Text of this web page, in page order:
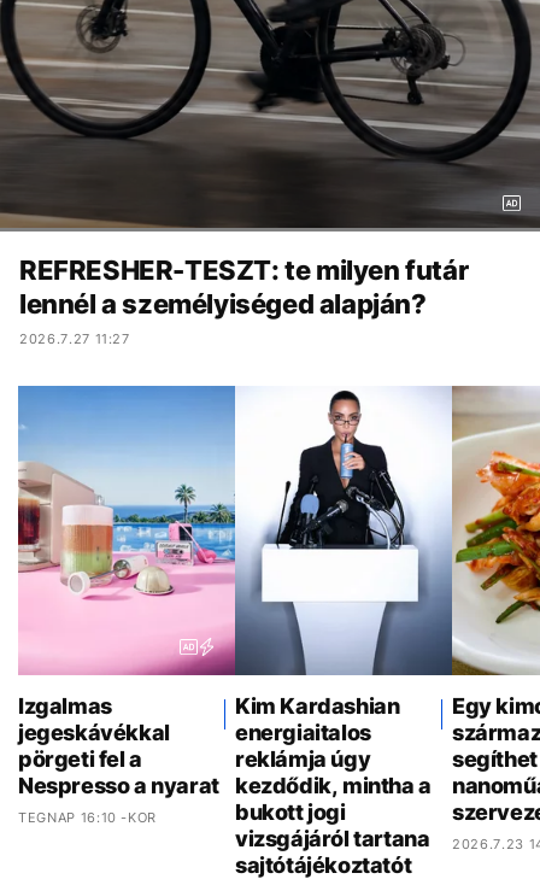
REFRESHER-TESZT: te milyen futár
lennél a személyiséged alapján?
2026.7.27 11:27
Izgalmas
jegeskávékkal
pörgeti fel a
Nespresso a nyarat
TEGNAP 16:10 -KOR
Kim Kardashian
energiaitalos
reklámja úgy
kezdődik, mintha a
bukott jogi
vizsgájáról tartana
sajtótájékoztatót
Egy
2026.7.23